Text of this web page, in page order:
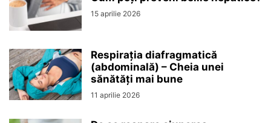
15 aprilie 2026
Respirația diafragmatică
(abdominală) – Cheia unei
sănătăți mai bune
11 aprilie 2026